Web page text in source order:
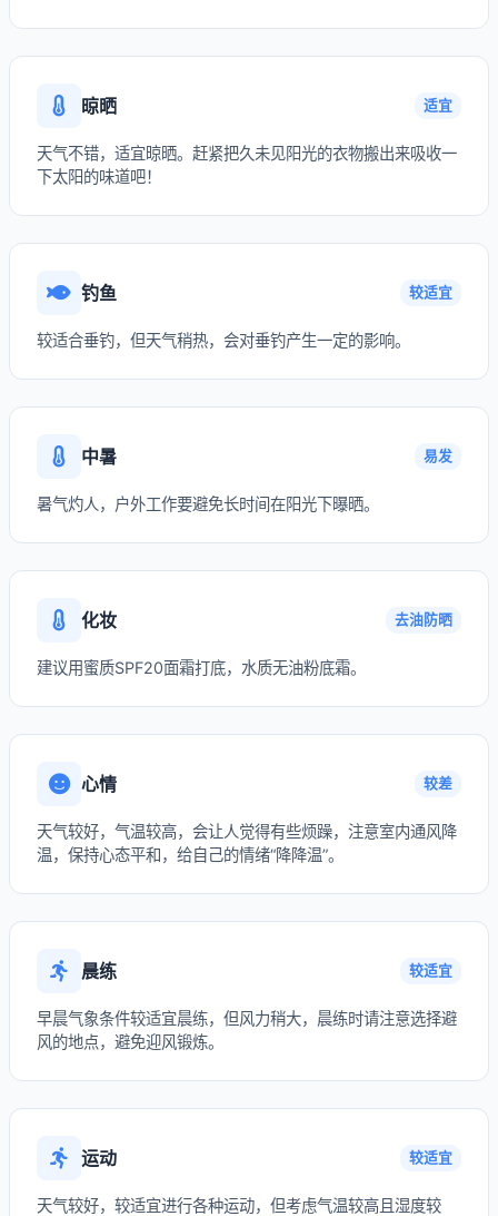
晾晒 适宜
天气不错，适宜晾晒。赶紧把久未见阳光的衣物搬出来吸收一
下太阳的味道吧！
钓鱼 较适宜
较适合垂钓，但天气稍热，会对垂钓产生一定的影响。
中暑 易发
暑气灼人，户外工作要避免长时间在阳光下曝晒。
化妆 去油防晒
建议用蜜质SPF20面霜打底，水质无油粉底霜。
心情 较差
天气较好，气温较高，会让人觉得有些烦躁，注意室内通风降
温，保持心态平和，给自己的情绪“降降温”。
晨练 较适宜
早晨气象条件较适宜晨练，但风力稍大，晨练时请注意选择避
风的地点，避免迎风锻炼。
运动 较适宜
天气较好，较适宜进行各种运动，但考虑气温较高且湿度较